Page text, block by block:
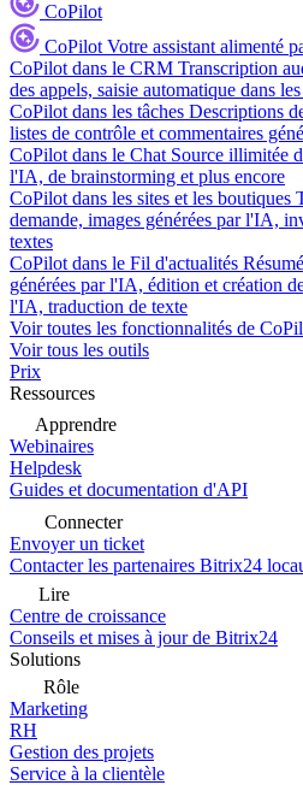
CoPilot
CoPilot Votre assistant alimenté
CoPilot dans le CRM Transcription
des appels, saisie automatique dans
CoPilot dans les tâches Descriptions
listes de contrôle et commentaires
CoPilot dans le Chat Source illimitée
l'IA, de brainstorming et plus encore
CoPilot dans les sites et les boutiques
demande, images générées par l'IA,
textes
CoPilot dans le Fil d'actualités
générées par l'IA, édition et création
l'IA, traduction de texte
Voir toutes les fonctionnalités de
Voir tous les outils
Prix
Ressources
Apprendre
Webinaires
Helpdesk
Guides et documentation d'API
Connecter
Envoyer un ticket
Contacter les partenaires Bitrix24
Lire
Centre de croissance
Conseils et mises à jour de Bitrix24
Solutions
Rôle
Marketing
RH
Gestion des projets
Service à la clientèle